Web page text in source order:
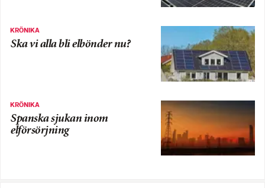
KRÖNIKA
Ska vi alla bli elbönder nu?
KRÖNIKA
Spanska sjukan inom
elförsörjning